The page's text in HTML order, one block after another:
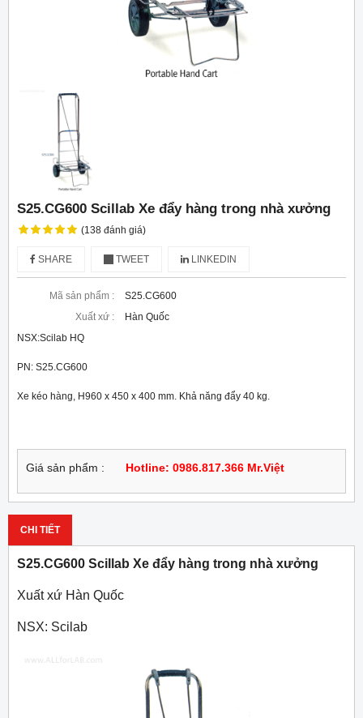
S25.CG600 Scillab Xe đẩy hàng trong nhà xưởng
(138 đánh giá)
SHARE TWEET LINKEDIN
Mã sản phẩm :
S25.CG600
Xuất xứ :
Hàn Quốc
NSX:Scilab HQ
PN: S25.CG600
Xe kéo hàng, H960 x 450 x 400 mm. Khả năng đẩy 40 kg.
Giá sản phẩm : Hotline: 0986.817.366 Mr.Việt
CHI TIẾT
S25.CG600 Scillab Xe đẩy hàng trong nhà xưởng
Xuất xứ Hàn Quốc
NSX: Scilab